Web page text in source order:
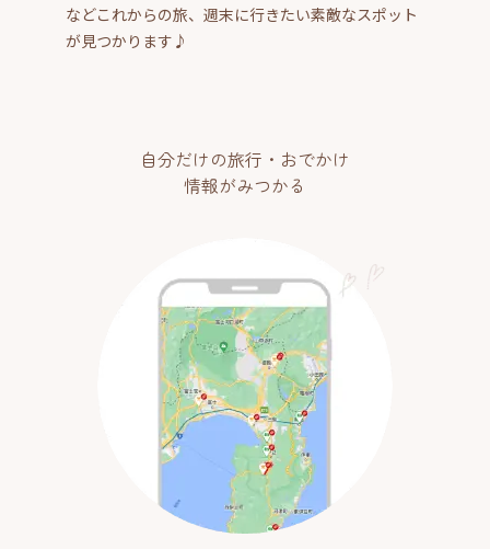
などこれからの旅、週末に行きたい素敵なスポット
が見つかります♪
自分だけの旅行・おでかけ
情報がみつかる